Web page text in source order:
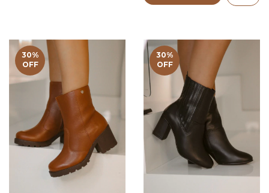
30%
OFF
30%
OFF